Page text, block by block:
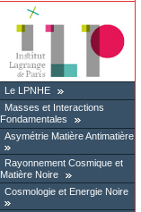
Le LPNHE
Masses et Interactions
Fondamentales
Asymétrie Matière Antimatière
Rayonnement Cosmique et
Matière Noire
Cosmologie et Energie Noire